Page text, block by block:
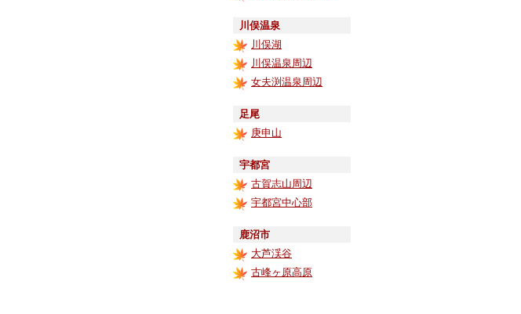
川俣温泉
川俣湖
川俣温泉周辺
女夫渕温泉周辺
足尾
庚申山
宇都宮
古賀志山周辺
宇都宮中心部
鹿沼市
大芦渓谷
古峰ヶ原高原